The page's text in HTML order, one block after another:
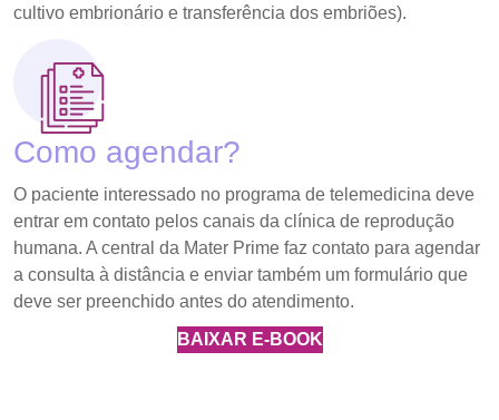
cultivo embrionário e transferência dos embriões).
Como agendar?
O paciente interessado no programa de telemedicina deve
entrar em contato pelos canais da clínica de reprodução
humana. A central da Mater Prime faz contato para agendar
a consulta à distância e enviar também um formulário que
deve ser preenchido antes do atendimento.
BAIXAR E-BOOK